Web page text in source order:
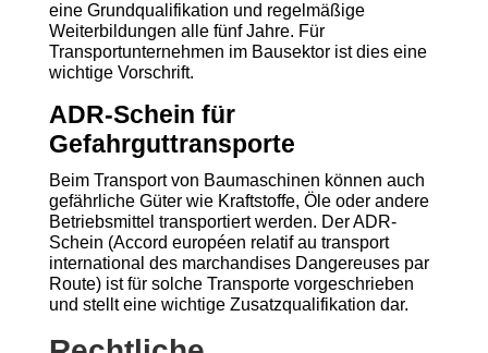
eine Grundqualifikation und regelmäßige
Weiterbildungen alle fünf Jahre. Für
Transportunternehmen im Bausektor ist dies eine
wichtige Vorschrift.
ADR-Schein für
Gefahrguttransporte
Beim Transport von Baumaschinen können auch
gefährliche Güter wie Kraftstoffe, Öle oder andere
Betriebsmittel transportiert werden. Der ADR-
Schein (Accord européen relatif au transport
international des marchandises Dangereuses par
Route) ist für solche Transporte vorgeschrieben
und stellt eine wichtige Zusatzqualifikation dar.